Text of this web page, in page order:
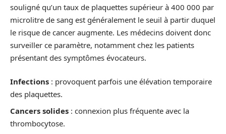
souligné qu’un taux de plaquettes supérieur à 400 000 par
microlitre de sang est généralement le seuil à partir duquel
le risque de cancer augmente. Les médecins doivent donc
surveiller ce paramètre, notamment chez les patients
présentant des symptômes évocateurs.
Infections : provoquent parfois une élévation temporaire
des plaquettes.
Cancers solides : connexion plus fréquente avec la
thrombocytose.